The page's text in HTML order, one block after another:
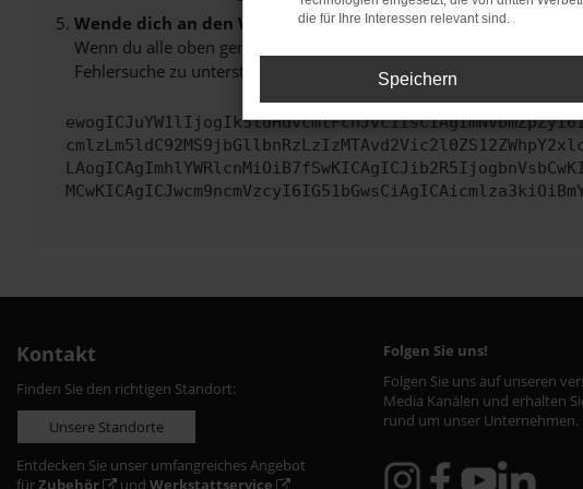
Wende dich an den Webseitenbetreiber.
Wenn du alle oben genannten Schritte versucht hast, kontaktiere
Fehlersuche zu unterstützen:
Kontakt
Finden Sie den richtigen Standort:
Unsere Standorte
Entdecken Sie unser umfangreiches Angebot
fürZubehör und Werkstattservice
Folgen Sie uns!
Folgen Sie uns auf unseren
Media Kanälen und erhalten
rund um unser Unternehmen.
die für Ihre Interessen relevant sind.
Speichern